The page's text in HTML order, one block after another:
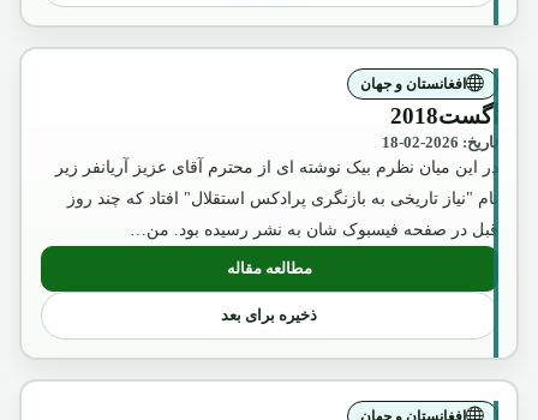
افغانستان و جهان
آگست2018
تاریخ: 2026-02-18
در این میان نظرم بیک نوشته ای از محترم آقای عزیز آریانفر زیر
نام "نیاز تاریخی به بازنگری پرادکس استقلال" افتاد که چند روز
قبل در صفحه فیسبوک شان به نشر رسیده بود. من…
مطالعه مقاله
: آگست2018
ذخیره برای بعد
افغانستان و جهان